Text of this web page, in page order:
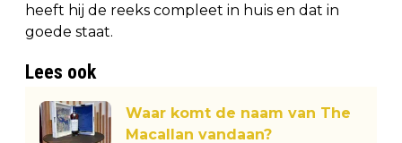
heeft hij de reeks compleet in huis en dat in
goede staat.
Lees ook
Waar komt de naam van The
Macallan vandaan?